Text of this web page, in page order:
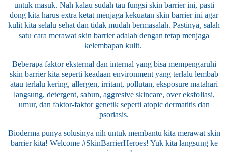
untuk masuk. Nah kalau sudah tau fungsi skin barrier ini, pasti
dong kita harus extra ketat menjaga kekuatan skin barrier ini agar
kulit kita selalu sehat dan tidak mudah bermasalah. Pastinya, salah
satu cara merawat skin barrier adalah dengan tetap menjaga
kelembapan kulit.
Beberapa faktor eksternal dan internal yang bisa mempengaruhi
skin barrier kita seperti keadaan environment yang terlalu lembab
atau terlalu kering, allergen, irritant, pollutan, eksposure matahari
langsung, detergent, sabun, aggresive skincare, over eksfoliasi,
umur, dan faktor-faktor genetik seperti atopic dermatitis dan
psoriasis.
Bioderma punya solusinya nih untuk membantu kita merawat skin
barrier kita! Welcome #SkinBarrierHeroes! Yuk kita langsung ke